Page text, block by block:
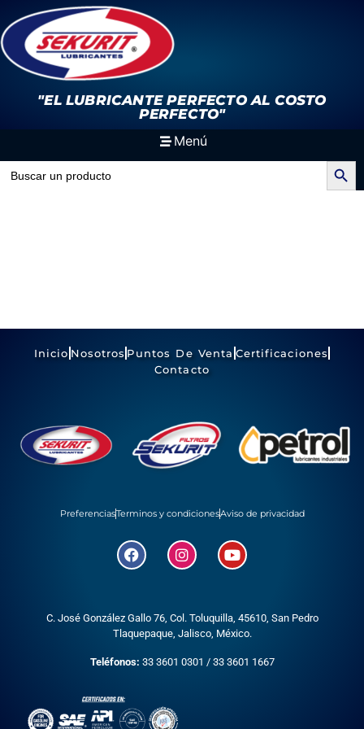
"EL LUBRICANTE PERFECTOAL COSTO
PERFECTO"
Menú
Search
for:
Search Button
Inicio Nosotros Puntos De Venta Certificaciones
Contacto
PreferenciasTerminos y condicionesAviso de privacidad
C. José González Gallo 76, Col. Toluquilla, 45610, San Pedro
Tlaquepaque, Jalisco, México.
Teléfonos: 33 3601 0301 / 33 3601 1667